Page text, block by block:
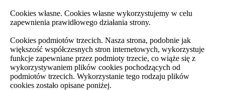
Cookies własne. Cookies własne wykorzystujemy w celu
zapewnienia prawidłowego działania strony.
Cookies podmiotów trzecich. Nasza strona, podobnie jak
większość współczesnych stron internetowych, wykorzystuje
funkcje zapewniane przez podmioty trzecie, co wiąże się z
wykorzystywaniem plików cookies pochodzących od
podmiotów trzecich. Wykorzystanie tego rodzaju plików
cookies zostało opisane poniżej.